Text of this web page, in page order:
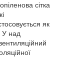
сітка
як
У над